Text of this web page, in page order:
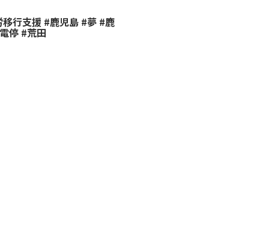
行支援 #鹿児島 #夢 #鹿
停 #荒田